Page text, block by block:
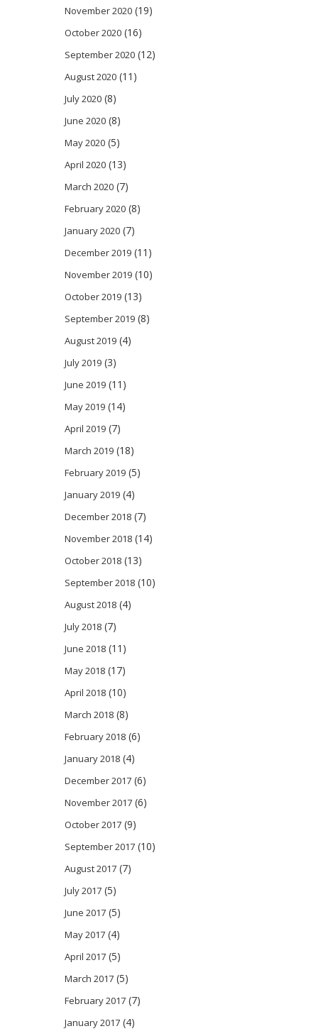
November 2020 (19)
October 2020 (16)
September 2020 (12)
August 2020 (11)
July 2020 (8)
June 2020 (8)
May 2020 (5)
April 2020 (13)
March 2020 (7)
February 2020 (8)
January 2020 (7)
December 2019 (11)
November 2019 (10)
October 2019 (13)
September 2019 (8)
August 2019 (4)
July 2019 (3)
June 2019 (11)
May 2019 (14)
April 2019 (7)
March 2019 (18)
February 2019 (5)
January 2019 (4)
December 2018 (7)
November 2018 (14)
October 2018 (13)
September 2018 (10)
August 2018 (4)
July 2018 (7)
June 2018 (11)
May 2018 (17)
April 2018 (10)
March 2018 (8)
February 2018 (6)
January 2018 (4)
December 2017 (6)
November 2017 (6)
October 2017 (9)
September 2017 (10)
August 2017 (7)
July 2017 (5)
June 2017 (5)
May 2017 (4)
April 2017 (5)
March 2017 (5)
February 2017 (7)
January 2017 (4)